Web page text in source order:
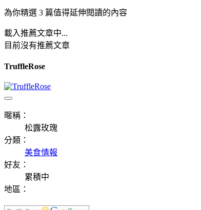
為你精選 3 篇值得延伸閱讀的內容
載入推薦文章中...
目前沒有推薦文章
TruffleRose
暱稱：
松露玫瑰
分類：
美食情報
好友：
累積中
地區：